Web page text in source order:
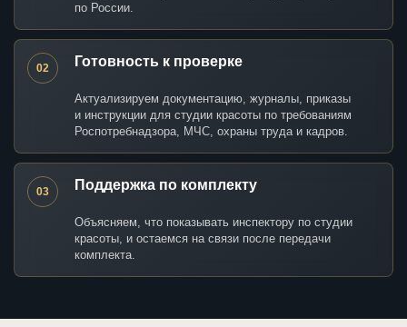
по России.
02 Готовность к проверке
Актуализируем документацию, журналы, приказы
и инструкции для студии красоты по требованиям
Роспотребнадзора, МЧС, охраны труда и кадров.
03 Поддержка по комплекту
Объясняем, что показывать инспектору по студии
красоты, и остаемся на связи после передачи
комплекта.